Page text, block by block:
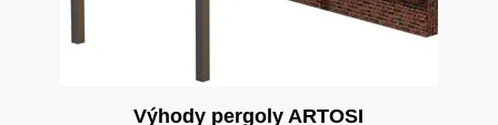
Výhody pergoly ARTOSI